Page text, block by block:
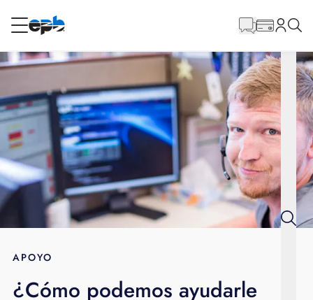
RESIDENCIAL
Internet
Energía
Televisión
BLOG
principal
APOYO
¿Cómo podemos ayudarle